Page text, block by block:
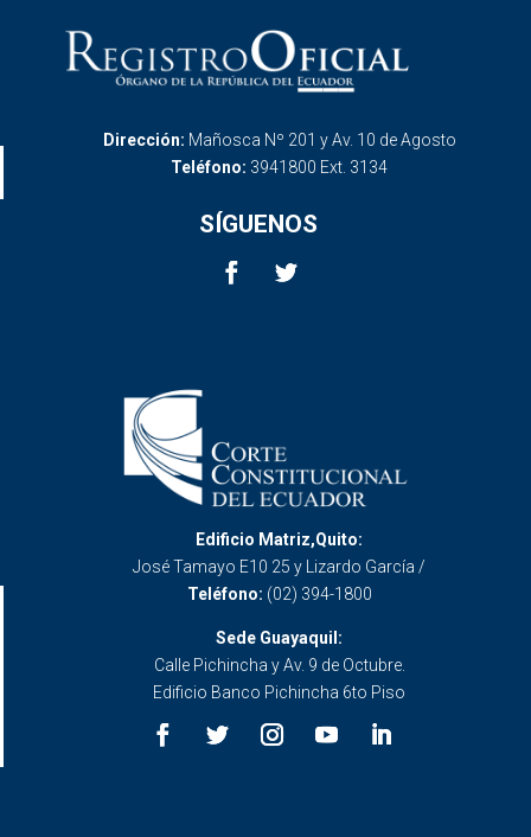
Dirección: Mañosca Nº 201 y Av. 10 de Agosto
Teléfono: 3941800 Ext. 3134
SÍGUENOS
Edificio Matriz,Quito:
José Tamayo E10 25 y Lizardo García /
Teléfono: (02) 394-1800
Sede Guayaquil:
Calle Pichincha y Av. 9 de Octubre.
Edificio Banco Pichincha 6to Piso